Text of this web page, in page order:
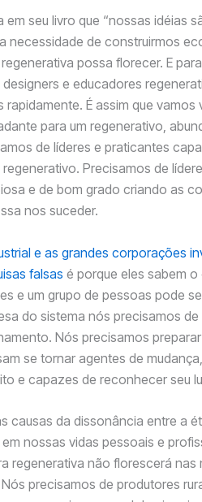
seu livro que “nossas idéias
necessidade de construirmos
possa florecer. E
e educadores
É assim que vamos
para um regenerativo,
de líderes e praticantes
Precisamos de
e de bom grado criando as
nos suceder.
e as grandes corporações
falsas é porque eles sabem
e um grupo de pessoas pode
do sistema nós precisamos
Nós precisamos
se tornar agentes de
e capazes de reconhecer seu
causas da dissonância entre a
nossas vidas pessoais e
regenerativa não florescerá
precisamos de produtores